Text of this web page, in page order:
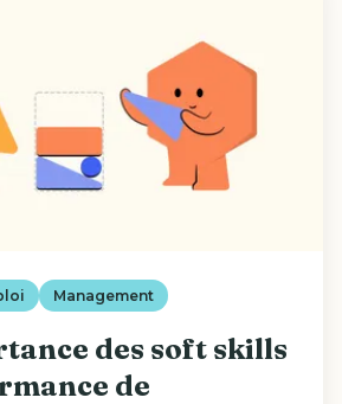
Management
des soft skills
de